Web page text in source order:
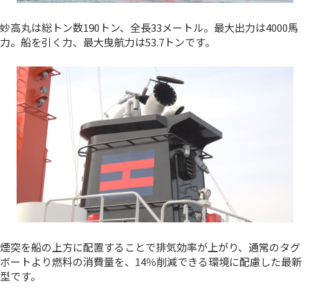
妙高丸は総トン数190トン、全長33メートル。最大出力は4000馬
力。船を引く力、最大曳航力は53.7トンです。
煙突を船の上方に配置することで排気効率が上がり、通常のタグ
ボートより燃料の消費量を、14％削減できる環境に配慮した最新
型です。